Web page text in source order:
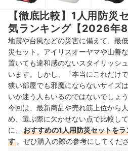
【徹底比較】1人用防災
気ランキング【2026年8
地震や台風などの災害に備えて、最
災セット 。アイリスオーヤマや山善
置いても違和感のないスタイリッシ
います。しかし、「本当にこれだけ
狭い部屋でも邪魔にならないサイズ
いか迷う人もいるのではないでしょう
今回は、最新商品や売れ筋上位から
め、選ぶ際に欠かせない点で比較し
に、
おすすめの1人用防災セットを
す 。ぜひ購入の際の参考にしてくださ